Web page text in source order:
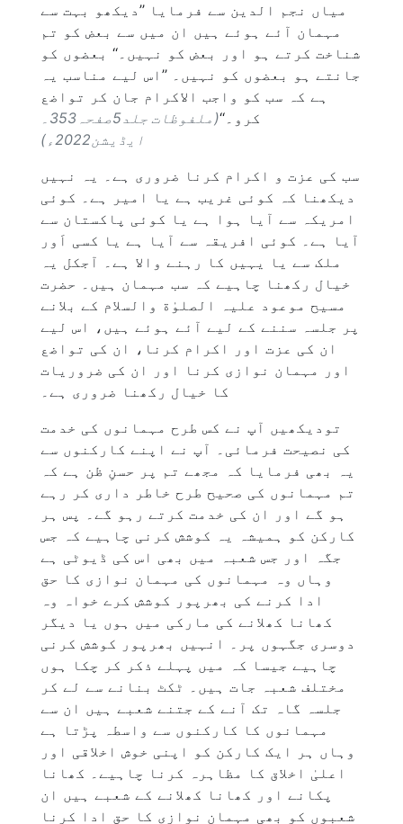
میاں نجم الدین سے فرمایا ’’دیکھو بہت سے
مہمان آئے ہوئے ہیں ان میں سے بعض کو تم
شناخت کرتے ہو اور بعض کو نہیں۔‘‘ بعضوں کو
جانتے ہو بعضوں کو نہیں۔ ’’اس لیے مناسب یہ
ہے کہ سب کو واجب الاکرام جان کر تواضع
کرو۔‘‘
(ملفوظات جلد5صفحہ353۔
ایڈیشن2022ء)
سب کی عزت و اکرام کرنا ضروری ہے۔ یہ نہیں
دیکھنا کہ کوئی غریب ہے یا امیر ہے۔ کوئی
امریکہ سے آیا ہوا ہے یا کوئی پاکستان سے
آیا ہے۔ کوئی افریقہ سے آیا ہے یا کسی اَور
ملک سے یا یہیں کا رہنے والا ہے۔ آجکل یہ
خیال رکھنا چاہیے کہ سب مہمان ہیں۔ حضرت
مسیح موعود علیہ الصلوٰة والسلام کے بلانے
پر جلسہ سننے کے لیے آئے ہوئے ہیں، اس لیے
ان کی عزت اور اکرام کرنا، ان کی تواضع
اور مہمان نوازی کرنا اور ان کی ضروریات
کا خیال رکھنا ضروری ہے۔
تودیکھیں آپ نے کس طرح مہمانوں کی خدمت
کی نصیحت فرمائی۔ آپ نے اپنے کارکنوں سے
یہ بھی فرمایا کہ مجھے تم پر حسنِ ظن ہے کہ
تم مہمانوں کی صحیح طرح خاطر داری کر رہے
ہو گے اور ان کی خدمت کرتے رہو گے۔ پس ہر
کارکن کو ہمیشہ یہ کوشش کرنی چاہیے کہ جس
جگہ اور جس شعبہ میں بھی اس کی ڈیوٹی ہے
وہاں وہ مہمانوں کی مہمان نوازی کا حق
ادا کرنے کی بھرپور کوشش کرے خواہ وہ
کھانا کھلانے کی مارکی میں ہوں یا دیگر
دوسری جگہوں پر۔ انہیں بھرپور کوشش کرنی
چاہیے جیسا کہ میں پہلے ذکر کر چکا ہوں
مختلف شعبہ جات ہیں۔ ٹکٹ بنانے سے لے کر
جلسہ گاہ تک آنے کے جتنے شعبے ہیں ان سے
مہمانوں کا کارکنوں سے واسطہ پڑتا ہے
وہاں ہر ایک کارکن کو اپنی خوش اخلاقی اور
اعلیٰ اخلاق کا مظاہرہ کرنا چاہیے۔ کھانا
پکانے اور کھانا کھلانے کے شعبے ہیں ان
شعبوں کو بھی مہمان نوازی کا حق ادا کرنا